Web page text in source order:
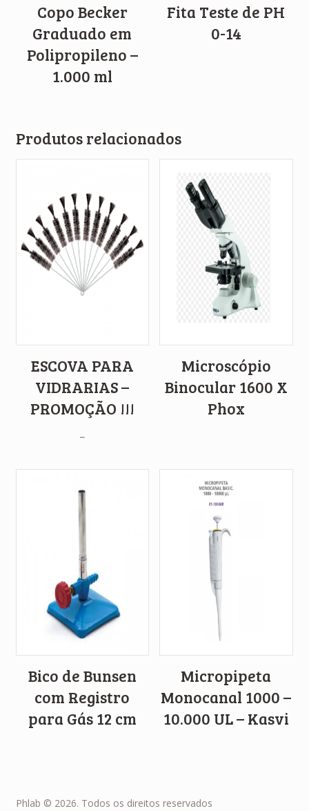
Copo Becker
Graduado em
Polipropileno –
1.000 ml
Fita Teste de PH
0-14
Produtos relacionados
ESCOVA PARA
VIDRARIAS –
PROMOÇÃO !!!
–
Microscópio
Binocular 1600 X
Phox
Bico de Bunsen
com Registro
para Gás 12 cm
Micropipeta
Monocanal 1000 –
10.000 UL – Kasvi
Phlab © 2026. Todos os direitos reservados